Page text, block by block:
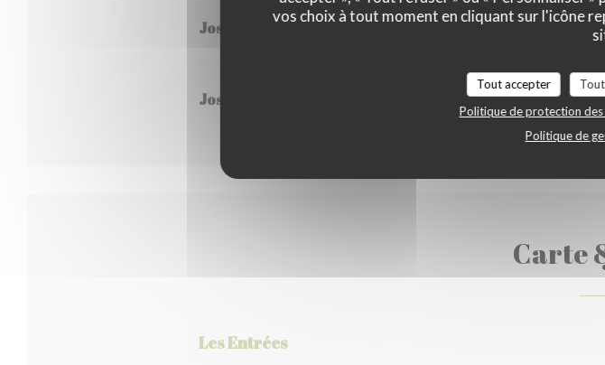
vos choix à tout moment en cliquant sur l'icône
Tout accepter
Politique de protection
Politique de
Joseph Perrier brut
Joseph Perrier
Carte
Les Entrées